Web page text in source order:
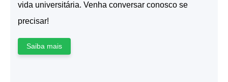
vida universitária. Venha conversar conosco se
precisar!
Saiba mais